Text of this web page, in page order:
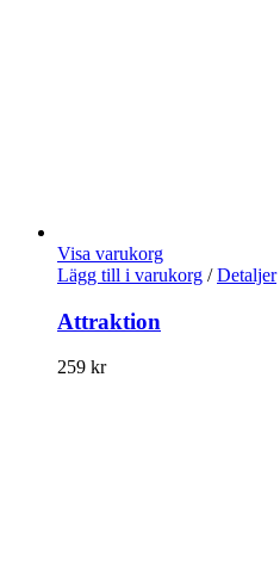
Visa varukorg
Lägg till i varukorg / Detaljer
Attraktion
259 kr